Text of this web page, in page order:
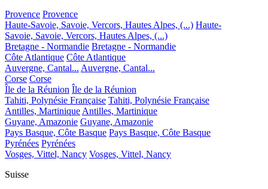
Provence Provence
Haute-Savoie, Savoie, Vercors, Hautes Alpes, (...) Haute-
Savoie, Savoie, Vercors, Hautes Alpes, (...)
Bretagne - Normandie Bretagne - Normandie
Côte Atlantique Côte Atlantique
Auvergne, Cantal... Auvergne, Cantal...
Corse Corse
Île de la Réunion Île de la Réunion
Tahiti, Polynésie Française Tahiti, Polynésie Française
Antilles, MartiniqueAntilles, Martinique
Guyane, Amazonie Guyane, Amazonie
Pays Basque, Côte Basque Pays Basque, Côte Basque
Pyrénées Pyrénées
Vosges, Vittel, Nancy Vosges, Vittel, Nancy
Suisse